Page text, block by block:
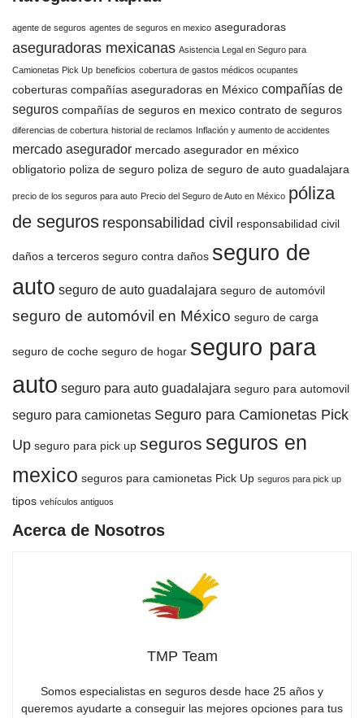
agente de seguros agentes de seguros en mexico aseguradoras
aseguradoras mexicanas Asistencia Legal en Seguro para
Camionetas Pick Up beneficios cobertura de gastos médicos ocupantes
coberturas compañías aseguradoras en México compañías de
seguros compañías de seguros en mexico contrato de seguros
diferencias de cobertura historial de reclamos Inflación y aumento de accidentes
mercado asegurador mercado asegurador en méxico
obligatorio poliza de seguro poliza de seguro de auto guadalajara
precio de los seguros para auto Precio del Seguro de Auto en México póliza
de seguros responsabilidad civil responsabilidad civil
daños a terceros seguro contra daños seguro de
auto seguro de auto guadalajara seguro de automóvil
seguro de automóvil en México seguro de carga
seguro de coche seguro de hogar seguro para
auto seguro para auto guadalajara seguro para automovil
seguro para camionetas Seguro para Camionetas Pick
Up seguro para pick up seguros seguros en
mexico seguros para camionetas Pick Up seguros para pick up
tipos vehículos antiguos
Acerca de Nosotros
TMP Team
Somos especialistas en seguros desde hace 25 años y
queremos ayudarte a conseguir las mejores opciones para tus